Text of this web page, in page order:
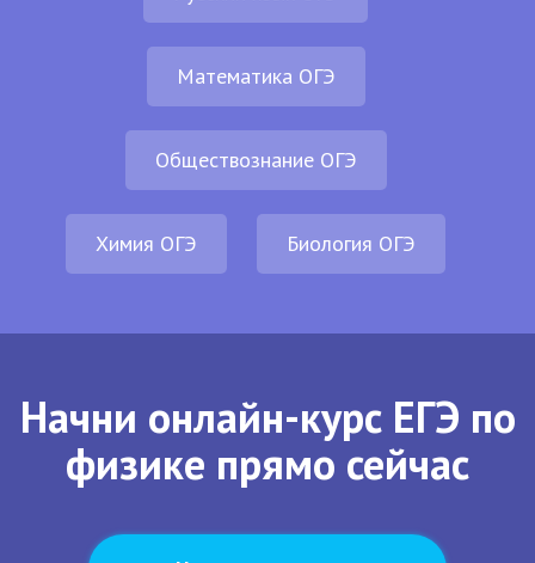
Математика ОГЭ
Обществознание ОГЭ
Химия ОГЭ Биология ОГЭ
Начни онлайн-курс ЕГЭ по
физике прямо сейчас